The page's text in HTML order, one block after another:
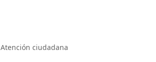
Atención ciudadana